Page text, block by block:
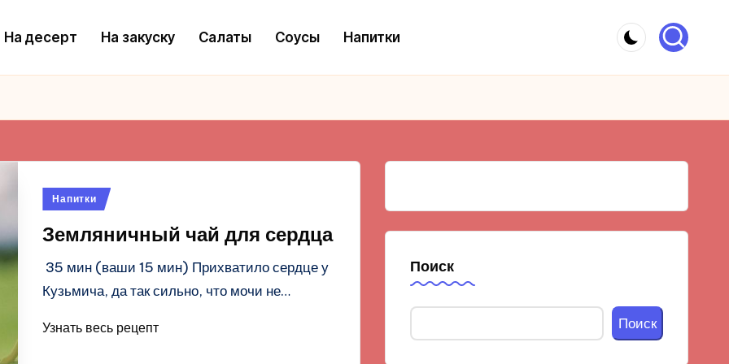
На десерт На закуску Салаты Соусы Напитки
Опубликовано
Напитки
Земляничный чай для сердца
35 мин (ваши 15 мин) Прихватило сердце у
Кузьмича, да так сильно, что мочи не…
Узнать весь рецепт
Поиск
Поиск